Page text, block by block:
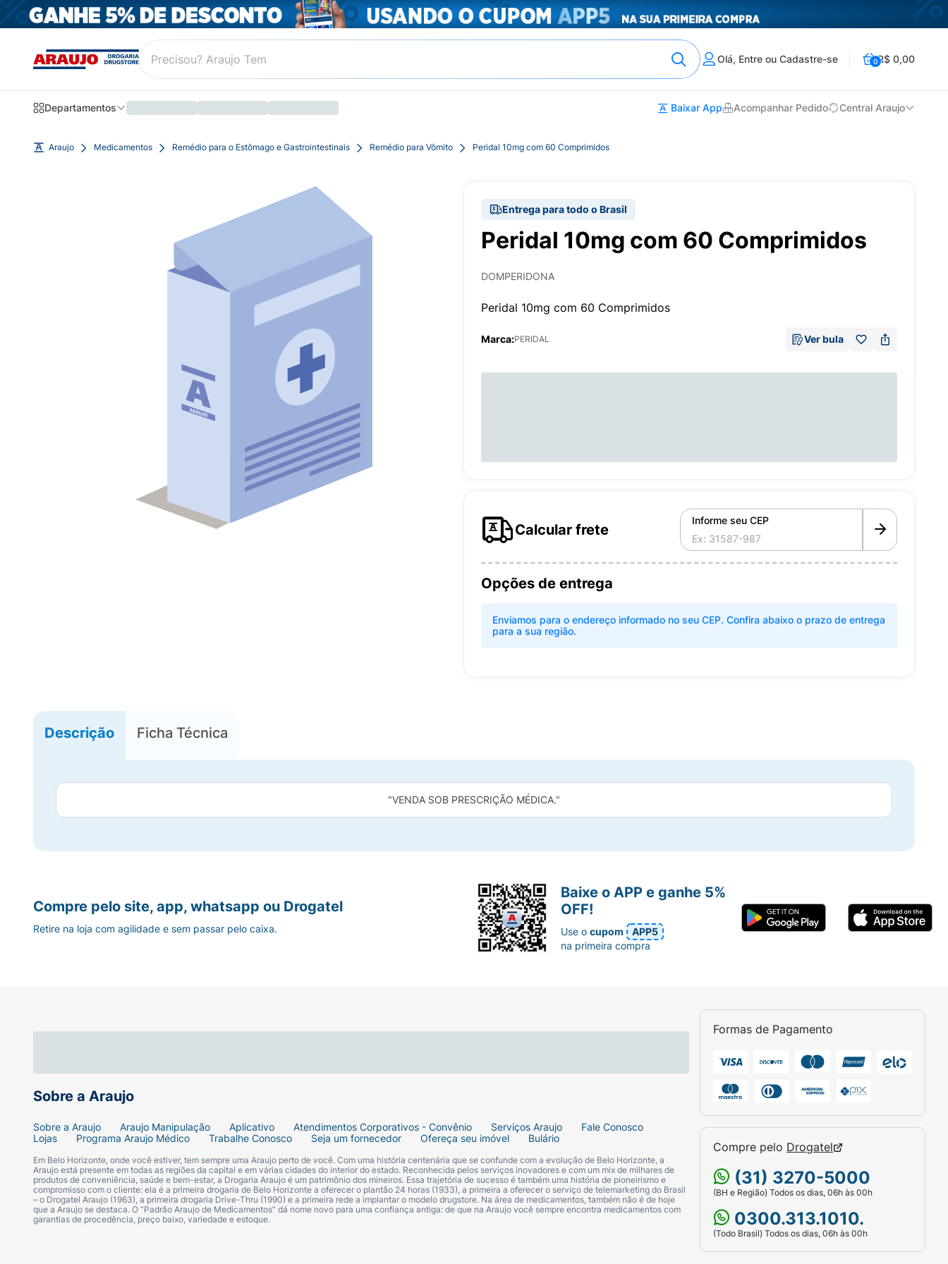
Olá, Entre ou Cadastre-se 0R$ 0,00
Departamentos Baixar App Acompanhar Pedido Central Araujo
Araujo Medicamentos Remédio para o Estômago e Gastrointestinais Remédio para Vômito Peridal 10mg com 60 Comprimidos
Entrega para todo o Brasil
Peridal 10mg com 60 Comprimidos
DOMPERIDONA
Peridal 10mg com 60 Comprimidos
Marca:PERIDAL Ver bula
Calcular frete
Informe seu CEP
Opções de entrega
Enviamos para o endereço informado no seu CEP. Confira abaixo o prazo de entrega
para a sua região.
Descrição Ficha Técnica
"VENDA SOB PRESCRIÇÃO MÉDICA."
Sobre a Araujo
Sobre a Araujo Araujo Manipulação Aplicativo Atendimentos Corporativos - Convênio Serviços Araujo
Fale Conosco
Lojas
Programa Araujo Médico Trabalhe Conosco Seja um fornecedor Ofereça seu imóvel Bulário
Em Belo Horizonte, onde você estiver, tem sempre uma Araujo perto de você. Com uma história centenária que se confunde com a evolução de Belo Horizonte, a
Araujo está presente em todas as regiões da capital e em várias cidades do interior do estado. Reconhecida pelos serviços inovadores e com um mix de milhares de
produtos de conveniência, saúde e bem-estar, a Drogaria Araujo é um patrimônio dos mineiros. Essa trajetória de sucesso é também uma história de pioneirismo e
compromisso com o cliente: ela é a primeira drogaria de Belo Horizonte a oferecer o plantão 24 horas (1933), a primeira a oferecer o serviço de telemarketing do Brasil
– o Drogatel Araujo (1963), a primeira drogaria Drive-Thru (1990) e a primeira rede a implantar o modelo drugstore. Na área de medicamentos, também não é de hoje
que a Araujo se destaca. O “Padrão Araujo de Medicamentos” dá nome novo para uma confiança antiga: de que na Araujo você sempre encontra medicamentos com
garantias de procedência, preço baixo, variedade e estoque.
Formas de Pagamento
Compre pelo Drogatel
(31) 3270-5000
(BH e Região) Todos os dias, 06h às 00h
0300.313.1010.
(Todo Brasil) Todos os dias, 06h às 00h
Compre pelo site, app, whatsapp ou Drogatel
Retire na loja com agilidade e sem passar pelo caixa.
Baixe o APP e ganhe 5%
OFF!
Use ocupom
APP5
na primeira compra